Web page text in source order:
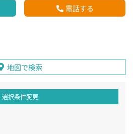
電話する
地図で検索
選択条件変更